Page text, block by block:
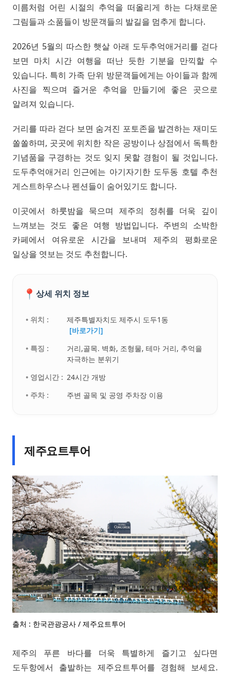
이름처럼 어린 시절의 추억을 떠올리게 하는 다채로운
그림들과 소품들이 방문객들의 발길을 멈추게 합니다.
2026년 5월의 따스한 햇살 아래 도두추억애거리를 걷다
보면 마치 시간 여행을 떠난 듯한 기분을 만끽할 수
있습니다. 특히 가족 단위 방문객들에게는 아이들과 함께
사진을 찍으며 즐거운 추억을 만들기에 좋은 곳으로
알려져 있습니다.
거리를 따라 걷다 보면 숨겨진 포토존을 발견하는 재미도
쏠쏠하며, 곳곳에 위치한 작은 공방이나 상점에서 독특한
기념품을 구경하는 것도 잊지 못할 경험이 될 것입니다.
도두추억애거리 인근에는 아기자기한 도두동 호텔 추천
게스트하우스나 펜션들이 숨어있기도 합니다.
이곳에서 하룻밤을 묵으며 제주의 정취를 더욱 깊이
느껴보는 것도 좋은 여행 방법입니다. 주변의 소박한
카페에서 여유로운 시간을 보내며 제주의 평화로운
일상을 엿보는 것도 추천합니다.
📍 상세 위치 정보
• 위치 :
제주특별자치도 제주시 도두1동
[바로가기]
• 특징 :
거리,골목. 벽화, 조형물, 테마 거리, 추억을
자극하는 분위기
• 영업시간 : 24시간 개방
• 주차 :
주변 골목 및 공영 주차장 이용
제주요트투어
출처 : 한국관광공사 / 제주요트투어
제주의 푸른 바다를 더욱 특별하게 즐기고 싶다면
도두항에서 출발하는 제주요트투어를 경험해 보세요.